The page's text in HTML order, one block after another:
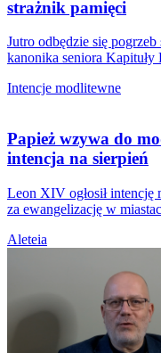
strażnik pamięci
Jutro odbędzie się pogrzeb
kanonika seniora Kapituły
Intencje modlitewne
Papież wzywa do
intencja na sierpień
Leon XIV ogłosił
za ewangelizację w
Aleteia